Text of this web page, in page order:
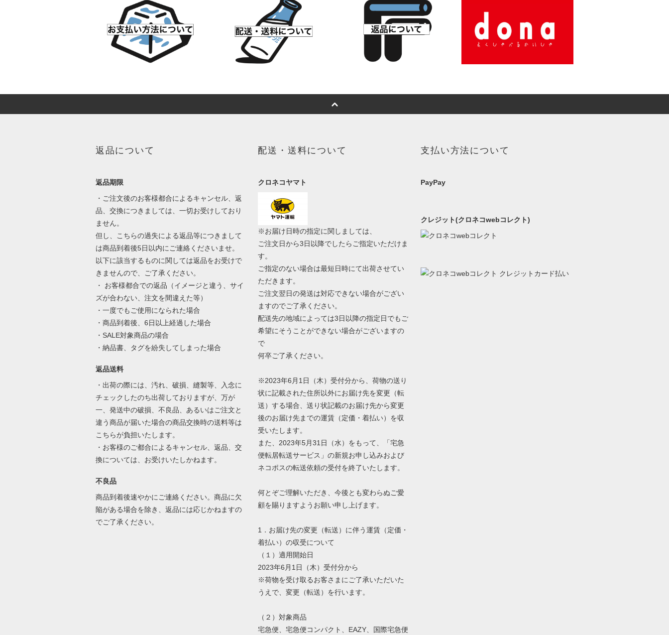
返品について
返品期限
・ご注文後のお客様都合によるキャンセル、返
品、交換につきましては、一切お受けしており
ません。
但し、こちらの過失による返品等につきまして
は商品到着後5日以内にご連絡くださいませ。
以下に該当するものに関しては返品をお受けで
きませんので、ご了承ください。
・ お客様都合での返品（イメージと違う、サイ
ズが合わない、注文を間違えた等）
・一度でもご使用になられた場合
・商品到着後、6日以上経過した場合
・SALE対象商品の場合
・納品書、タグを紛失してしまった場合
返品送料
・出荷の際には、汚れ、破損、縫製等、入念に
チェックしたのち出荷しておりますが、万が
一、発送中の破損、不良品、あるいはご注文と
違う商品が届いた場合の商品交換時の送料等は
こちらが負担いたします。
・お客様のご都合によるキャンセル、返品、交
換については、お受けいたしかねます。
不良品
商品到着後速やかにご連絡ください。商品に欠
陥がある場合を除き、返品には応じかねますの
でご了承ください。
配送・送料について
クロネコヤマト
※お届け日時の指定に関しましては、
ご注文日から3日以降でしたらご指定いただけま
す。
ご指定のない場合は最短日時にて出荷させてい
ただきます。
ご注文翌日の発送は対応できない場合がござい
ますのでご了承ください。
配送先の地域によっては3日以降の指定日でもご
希望にそうことができない場合がございますの
で
何卒ご了承ください。
※2023年6月1日（木）受付分から、荷物の送り
状に記載された住所以外にお届け先を変更（転
送）する場合、送り状記載のお届け先から変更
後のお届け先までの運賃（定価・着払い）を収
受いたします。
また、2023年5月31日（水）をもって、「宅急
便転居転送サービス」の新規お申し込みおよび
ネコポスの転送依頼の受付を終了いたします。
何とぞご理解いただき、今後とも変わらぬご愛
顧を賜りますようお願い申し上げます。
1．お届け先の変更（転送）に伴う運賃（定価・
着払い）の収受について
（１）適用開始日
2023年6月1日（木）受付分から
※荷物を受け取るお客さまにご了承いただいた
うえで、変更（転送）を行います。
（２）対象商品
宅急便、宅急便コンパクト、EAZY、国際宅急便
支払い方法について
PayPay
クレジット(クロネコwebコレクト)